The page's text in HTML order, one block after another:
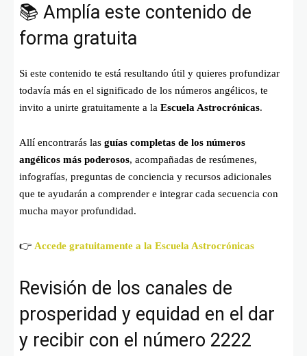
📚 Amplía este contenido de
forma gratuita
Si este contenido te está resultando útil y quieres profundizar
todavía más en el significado de los números angélicos, te
invito a unirte gratuitamente a la Escuela Astrocrónicas.
Allí encontrarás las guías completas de los números
angélicos más poderosos, acompañadas de resúmenes,
infografías, preguntas de conciencia y recursos adicionales
que te ayudarán a comprender e integrar cada secuencia con
mucha mayor profundidad.
👉 Accede gratuitamente a la Escuela Astrocrónicas
Revisión de los canales de
prosperidad y equidad en el dar
y recibir con el número 2222